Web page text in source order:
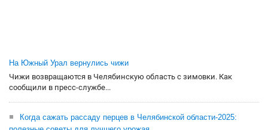
На Южный Урал вернулись чижи
Чижи возвращаются в Челябинскую область с зимовки. Как
сообщили в пресс-службе...
Когда сажать рассаду перцев в Челябинской области-2025: